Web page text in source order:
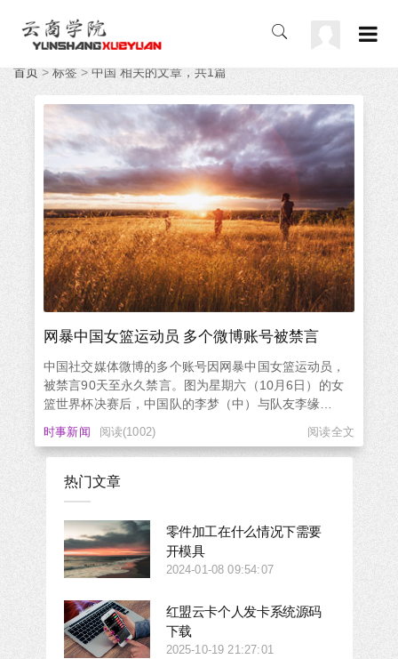
首页 > 标签 > 中国 相关的文章，共1篇
网暴中国女篮运动员 多个微博账号被禁言
中国社交媒体微博的多个账号因网暴中国女篮运动员，
被禁言90天至永久禁言。图为星期六（10月6日）的女
篮世界杯决赛后，中国队的李梦（中）与队友李缘
决赛和决赛的李梦却被部分网民质疑“邀功”，甚至还有人
认为李梦是“逃兵”。微博管理员并强调，“每一位不畏挑
战、为国...
时事新闻 阅读(1002) 阅读全文
热门文章
零件加工在什么情况下需要
开模具
2024-01-08 09:54:07
红盟云卡个人发卡系统源码
下载
2025-10-19 21:27:01